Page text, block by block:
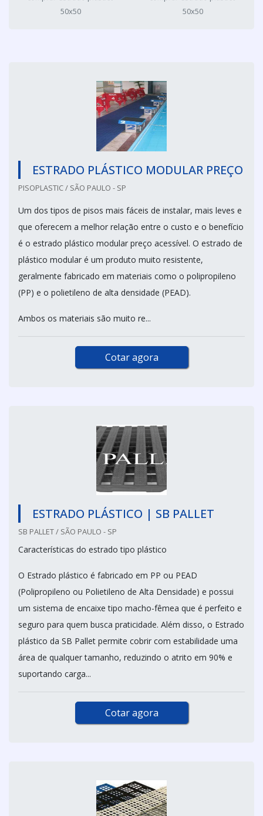
50x50
50x50
ESTRADO PLÁSTICO MODULAR PREÇO
PISOPLASTIC / SÃO PAULO - SP
Um dos tipos de pisos mais fáceis de instalar, mais leves e
que oferecem a melhor relação entre o custo e o benefício
é o estrado plástico modular preço acessível. O estrado de
plástico modular é um produto muito resistente,
geralmente fabricado em materiais como o polipropileno
(PP) e o polietileno de alta densidade (PEAD).
Ambos os materiais são muito re...
Cotar agora
ESTRADO PLÁSTICO | SB PALLET
SB PALLET / SÃO PAULO - SP
Características do estrado tipo plástico
O Estrado plástico é fabricado em PP ou PEAD
(Polipropileno ou Polietileno de Alta Densidade) e possui
um sistema de encaixe tipo macho-fêmea que é perfeito e
seguro para quem busca praticidade. Além disso, o Estrado
plástico da SB Pallet permite cobrir com estabilidade uma
área de qualquer tamanho, reduzindo o atrito em 90% e
suportando carga...
Cotar agora